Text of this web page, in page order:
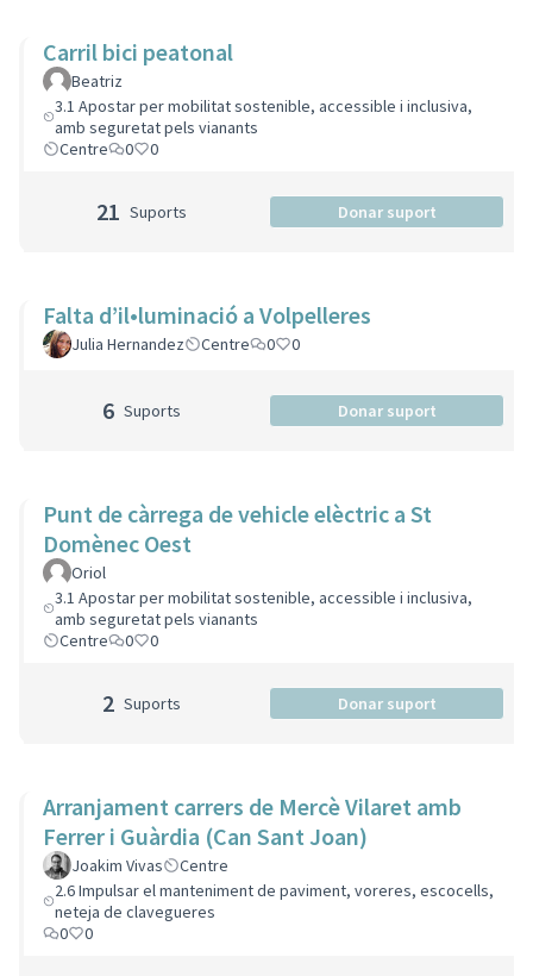
Carril bici peatonal
Beatriz
3.1 Apostar per mobilitat sostenible, accessible i inclusiva,
amb seguretat pels vianants
Centre
0 0
21 Suports Donar suport
Falta d’il•luminació a Volpelleres
Julia Hernandez Centre 0 0
6 Suports Donar suport
Punt de càrrega de vehicle elèctric a St
Domènec Oest
Oriol
3.1 Apostar per mobilitat sostenible, accessible i inclusiva,
amb seguretat pels vianants
Centre
0 0
2 Suports Donar suport
Arranjament carrers de Mercè Vilaret amb
Ferrer i Guàrdia (Can Sant Joan)
Joakim Vivas
Centre
2.6 Impulsar el manteniment de paviment, voreres, escocells,
neteja de clavegueres
0
0